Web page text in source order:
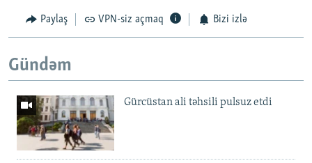
Paylaş VPN-siz açmaq Bizi izlə
Gündəm
Gürcüstan ali təhsili pulsuz etdi